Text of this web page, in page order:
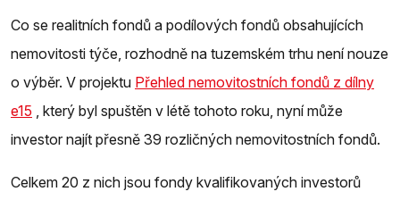
Co se realitních fondů a podílových fondů obsahujících
nemovitosti týče, rozhodně na tuzemském trhu není nouze
o výběr. V projektu Přehled nemovitostních fondů z dílny
e15 , který byl spuštěn v létě tohoto roku, nyní může
investor najít přesně 39 rozličných nemovitostních fondů.
Celkem 20 z nich jsou fondy kvalifikovaných investorů